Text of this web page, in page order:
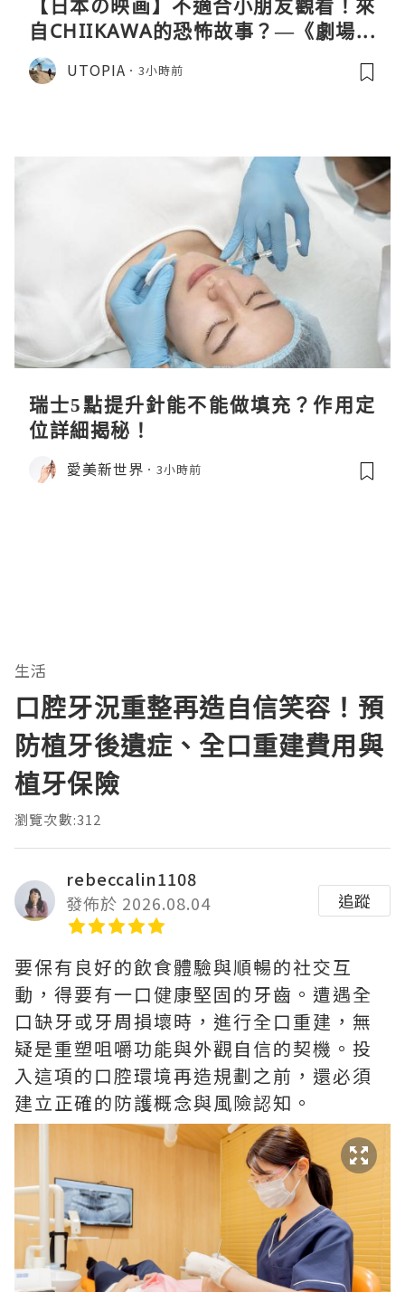
自CHIIKAWA的恐怖故事？—《劇場版
CHIIKAWA 人魚島的秘密》
UTOPIA 3小時前
瑞士5點提升針能不能做填充？作用定
位詳細揭秘！
愛美新世界 3小時前
生活
口腔牙況重整再造自信笑容！預
防植牙後遺症、全口重建費用與
植牙保險
瀏覽次數:312
rebeccalin1108
發佈於 2026.08.04
追蹤
要保有良好的飲食體驗與順暢的社交互
動，得要有一口健康堅固的牙齒。遭遇全
口缺牙或牙周損壞時，進行全口重建，無
疑是重塑咀嚼功能與外觀自信的契機。投
入這項的口腔環境再造規劃之前，還必須
建立正確的防護概念與風險認知。